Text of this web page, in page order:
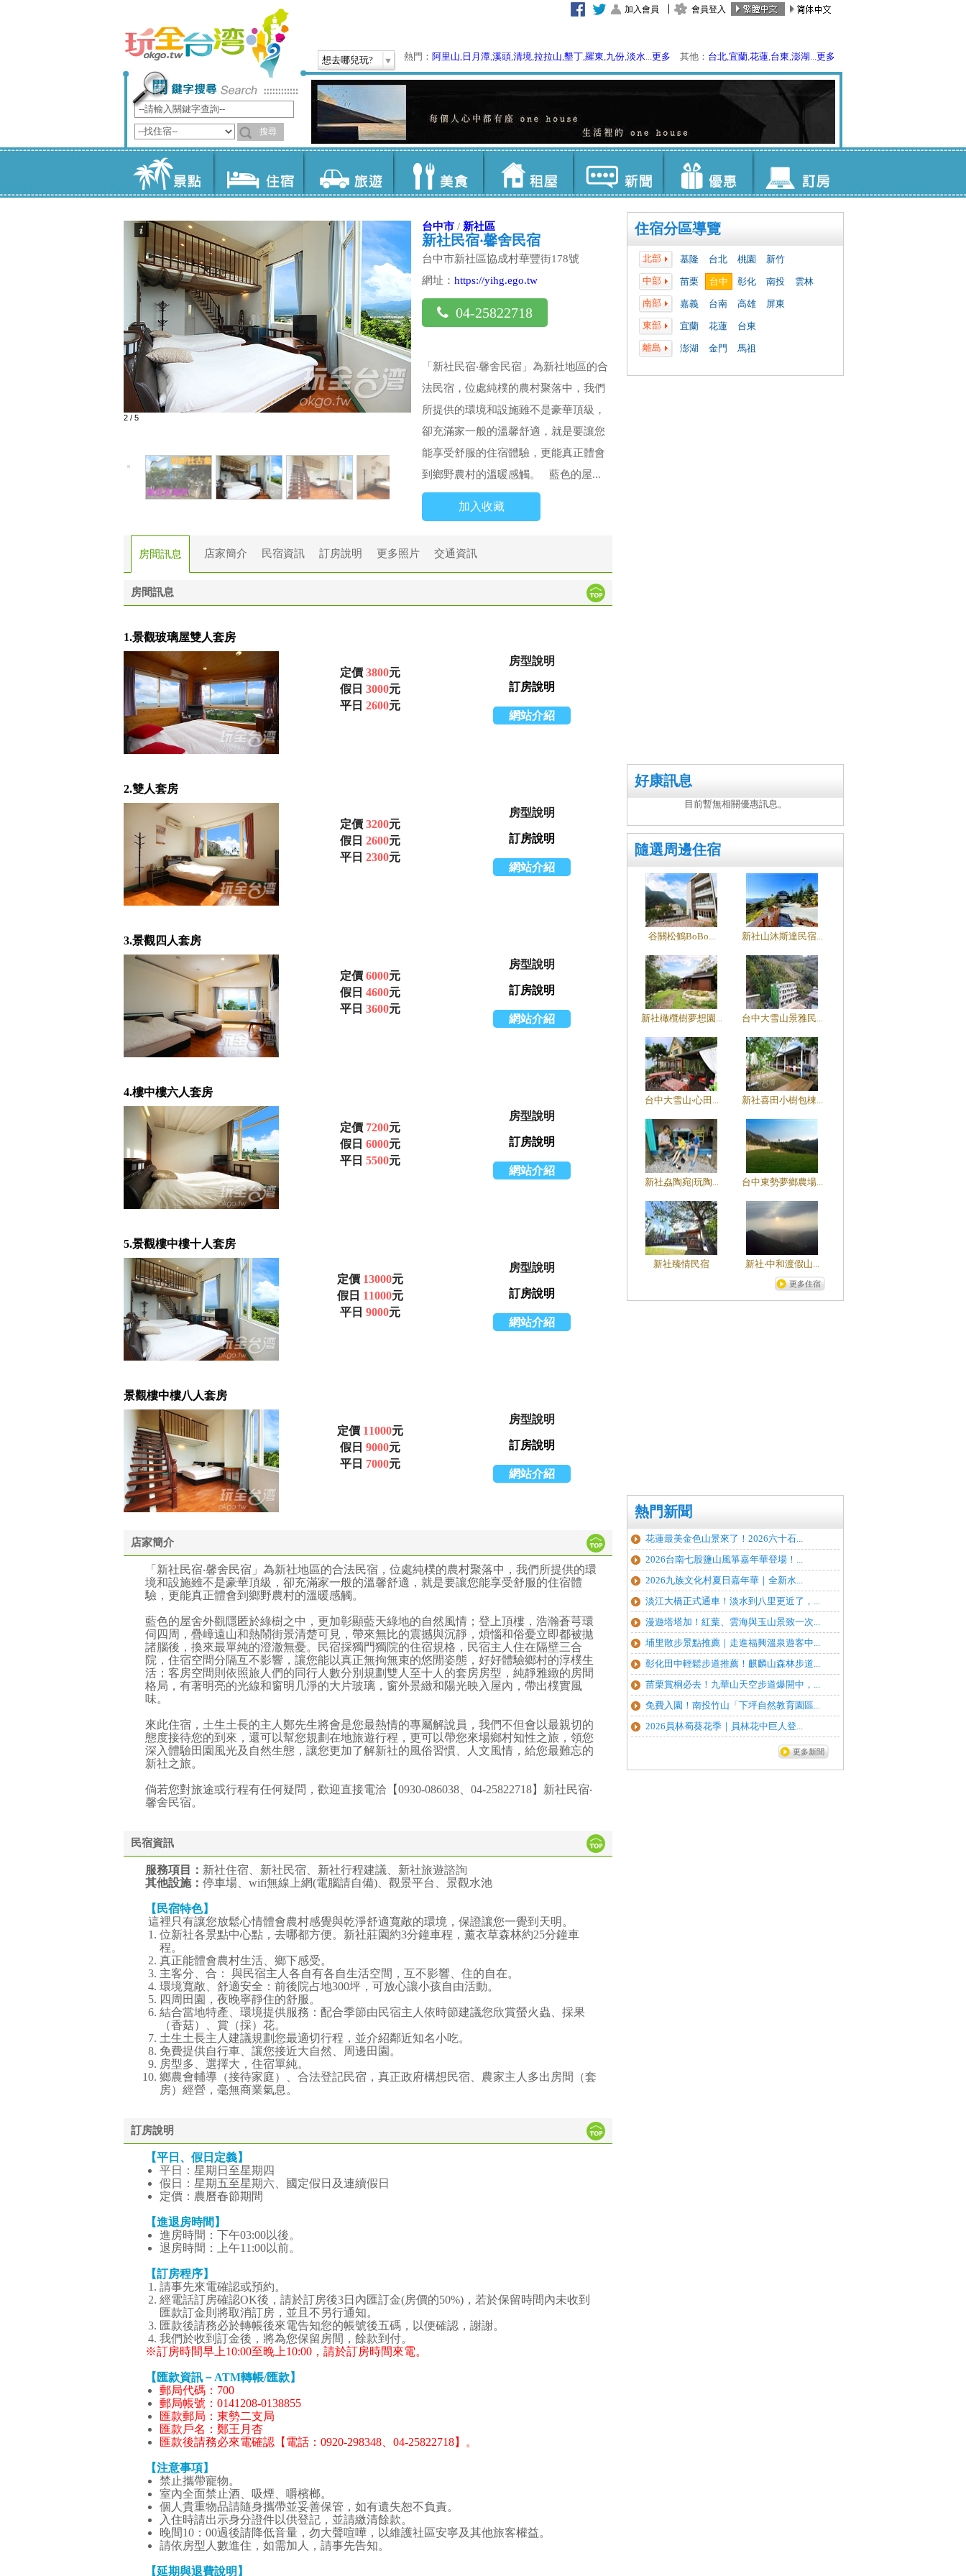
加入會員 會員登入
想去哪兒玩? 熱門： 阿里山, 日月潭,溪頭,清境,拉拉山,墾丁,羅東,九份,淡水...更多 其他： 台北,宜蘭,花蓮,台東,澎湖...更多
住宿分區導覽
北部 基隆 台北 桃園
新竹
中部
苗栗 台中 彰化 南投
雲林
南部
嘉義 台南 高雄
屏東
東部
宜蘭 花蓮
台東
離島
澎湖 金門 馬祖
好康訊息
目前暫無相關優惠訊息。
隨選周邊住宿
谷關松鶴BoBo... 新社山沐斯達民宿...
新社橄欖樹夢想園... 台中大雪山景雅民...
台中大雪山‧心田... 新社喜田小樹包棟...
新社劦陶宛|玩陶... 台中東勢夢鄉農場...
新社臻情民宿 新社‧中和渡假山...
更多住宿
熱門新聞
花蓮最美金色山景來了！2026六十石...
2026台南七股鹽山風箏嘉年華登場！...
2026九族文化村夏日嘉年華｜全新水...
淡江大橋正式通車！淡水到八里更近了，...
漫遊塔塔加！紅葉、雲海與玉山景致一次...
埔里散步景點推薦｜走進福興溫泉遊客中...
彰化田中輕鬆步道推薦！麒麟山森林步道...
苗栗賞桐必去！九華山天空步道爆開中，...
免費入園！南投竹山「下坪自然教育園區...
2026員林蜀葵花季｜員林花中巨人登...
更多新聞
2 / 5
台中市 / 新社區
新社民宿‧馨舍民宿
台中市新社區協成村華豐街178號
網址： https://yihg.ego.tw
04-25822718
「新社民宿‧馨舍民宿」為新社地區的合
法民宿，位處純樸的農村聚落中，我們
所提供的環境和設施雖不是豪華頂級，
卻充滿家一般的溫馨舒適，就是要讓您
能享受舒服的住宿體驗，更能真正體會
到鄉野農村的溫暖感觸。 藍色的屋...
加入收藏
房間訊息 店家簡介 民宿資訊 訂房說明 更多照片 交通資訊
房間訊息
1.景觀玻璃屋雙人套房
定價 3800元
假日 3000元
平日 2600元
房型說明
訂房說明
網站介紹
2.雙人套房
定價 3200元
假日 2600元
平日 2300元
房型說明
訂房說明
網站介紹
3.景觀四人套房
定價 6000元
假日 4600元
平日 3600元
房型說明
訂房說明
網站介紹
4.樓中樓六人套房
定價 7200元
假日 6000元
平日 5500元
房型說明
訂房說明
網站介紹
5.景觀樓中樓十人套房
定價 13000元
假日 11000元
平日 9000元
房型說明
訂房說明
網站介紹
景觀樓中樓八人套房
定價 11000元
假日 9000元
平日 7000元
房型說明
訂房說明
網站介紹
店家簡介
「新社民宿‧馨舍民宿」為新社地區的合法民宿，位處純樸的農村聚落中，我們所提供的環
境和設施雖不是豪華頂級，卻充滿家一般的溫馨舒適，就是要讓您能享受舒服的住宿體
驗，更能真正體會到鄉野農村的溫暖感觸。
藍色的屋舍外觀隱匿於綠樹之中，更加彰顯藍天綠地的自然風情；登上頂樓，浩瀚蒼芎環
伺四周，疊嶂遠山和熱鬧街景清楚可見，帶來無比的震撼與沉靜，煩惱和俗憂立即都被拋
諸腦後，換來最單純的澄澈無憂。民宿採獨門獨院的住宿規格，民宿主人住在隔壁三合
院，住宿空間分隔互不影響，讓您能以真正無拘無束的悠閒姿態，好好體驗鄉村的淳樸生
活；客房空間則依照旅人們的同行人數分別規劃雙人至十人的套房房型，純靜雅緻的房間
格局，有著明亮的光線和窗明几淨的大片玻璃，窗外景緻和陽光映入屋內，帶出樸實風
味。
來此住宿，土生土長的主人鄭先生將會是您最熱情的專屬解說員，我們不但會以最親切的
態度接待您的到來，還可以幫您規劃在地旅遊行程，更可以帶您來場鄉村知性之旅，領您
深入體驗田園風光及自然生態，讓您更加了解新社的風俗習慣、人文風情，給您最難忘的
新社之旅。
倘若您對旅途或行程有任何疑問，歡迎直接電洽【0930-086038、04-25822718】新社民宿‧
馨舍民宿。
民宿資訊
服務項目： 新社住宿、新社民宿、新社行程建議、新社旅遊諮詢
其他設施： 停車場、wifi無線上網(電腦請自備)、觀景平台、景觀水池
【民宿特色】
這裡只有讓您放鬆心情體會農村感覺與乾淨舒適寬敞的環境，保證讓您一覺到天明。
位新社各景點中心點，去哪都方便。新社莊園約3分鐘車程，薰衣草森林約25分鐘車
程。
真正能體會農村生活、鄉下感受。
主客分、合： 與民宿主人各自有各自生活空間，互不影響、住的自在。
環境寬敞、舒適安全：前後院占地300坪，可放心讓小孩自由活動。
四周田園，夜晚寧靜住的舒服。
結合當地特產、環境提供服務：配合季節由民宿主人依時節建議您欣賞螢火蟲、採果
（香菇）、賞（採）花。
土生土長主人建議規劃您最適切行程，並介紹鄰近知名小吃。
免費提供自行車、讓您接近大自然、周邊田園。
房型多、選擇大，住宿單純。
鄉農會輔導（接待家庭）、合法登記民宿，真正政府構想民宿、農家主人多出房間（套
房）經營，毫無商業氣息。
訂房說明
【平日、假日定義】
平日：星期日至星期四
假日：星期五至星期六、國定假日及連續假日
定價：農曆春節期間
【進退房時間】
進房時間：下午03:00以後。
退房時間：上午11:00以前。
【訂房程序】
請事先來電確認或預約。
經電話訂房確認OK後，請於訂房後3日內匯訂金(房價的50%)，若於保留時間內未收到
匯款訂金則將取消訂房，並且不另行通知。
匯款後請務必於轉帳後來電告知您的帳號後五碼，以便確認，謝謝。
我們於收到訂金後，將為您保留房間，餘款到付。
※訂房時間早上10:00至晚上10:00，請於訂房時間來電。
【匯款資訊－ATM轉帳/匯款】
郵局代碼：700
郵局帳號：0141208-0138855
匯款郵局：東勢二支局
匯款戶名：鄭王月杏
匯款後請務必來電確認【電話：0920-298348、04-25822718】。
【注意事項】
禁止攜帶寵物。
室內全面禁止酒、吸煙、嚼檳榔。
個人貴重物品請隨身攜帶並妥善保管，如有遺失恕不負責。
入住時請出示身分證件以供登記，並請繳清餘款。
晚間10：00過後請降低音量，勿大聲喧嘩，以維護社區安寧及其他旅客權益。
請依房型人數進住，如需加人，請事先告知。
【延期與退費說明】